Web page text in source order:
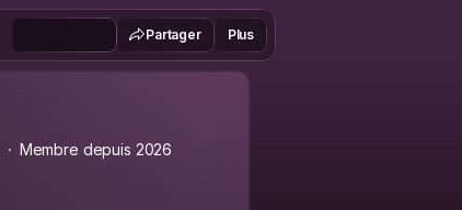
Partager Plus
Membre depuis 2026